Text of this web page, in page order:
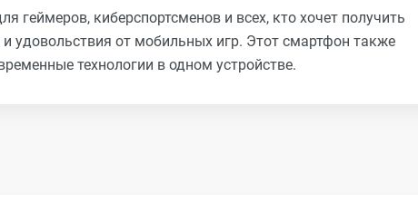
геймеров, киберспортсменов и всех, кто хочет получить
удовольствия от мобильных игр. Этот смартфон также
технологии в одном устройстве.